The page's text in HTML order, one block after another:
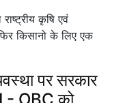
कृषि एवं
किसानो के लिए एक
पर सरकार